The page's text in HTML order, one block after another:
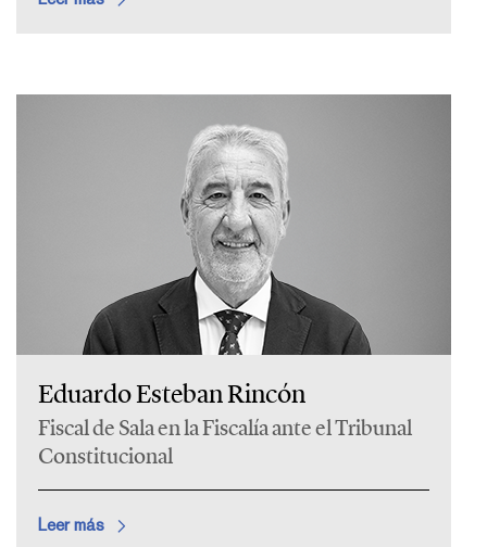
Eduardo Esteban Rincón
Fiscal de Sala en la Fiscalía ante el Tribunal
Constitucional
Leer más